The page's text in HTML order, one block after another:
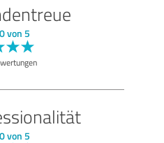
von 5
von 5